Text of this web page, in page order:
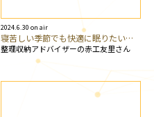
2024.6.30 on air
寝苦しい季節でも快適に眠りたい…
整理収納アドバイザーの赤工友里さん